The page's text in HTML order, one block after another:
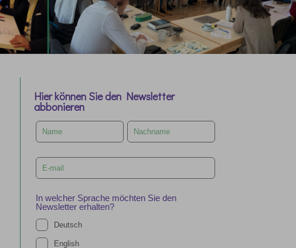
Hier können Sie den Newsletter
abbonieren
Leave
this
field
In welcher Sprache möchten Sie den
Newsletter erhalten?
Deutsch
English